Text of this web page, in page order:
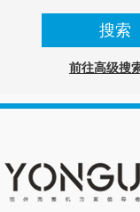
前往高级搜